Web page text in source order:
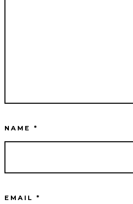
NAME*
EMAIL*